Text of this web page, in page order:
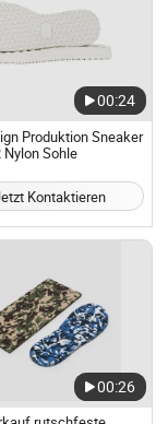
00:24
Produktion Sneaker
Nylon Sohle
Kontaktieren
00:26